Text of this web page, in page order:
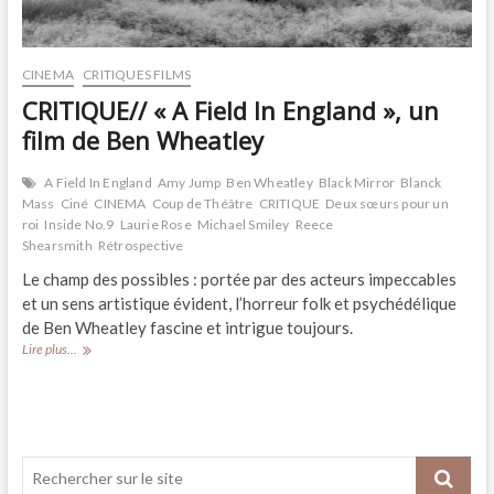
CINEMA CRITIQUES FILMS
CRITIQUE// « A Field In England », un
film de Ben Wheatley
A Field In England Amy Jump Ben Wheatley Black Mirror Blanck
Mass Ciné CINEMA Coup de Théâtre CRITIQUE Deux sœurs pour un
roi Inside No.9 Laurie Rose Michael Smiley Reece
Shearsmith Rétrospective
Le champ des possibles : portée par des acteurs impeccables
et un sens artistique évident, l’horreur folk et psychédélique
de Ben Wheatley fascine et intrigue toujours.
Lire plus...
CRITIQUE//
un